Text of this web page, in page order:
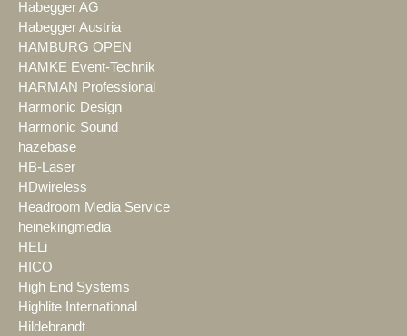
Habegger AG
Habegger Austria
HAMBURG OPEN
HAMKE Event-Technik
HARMAN Professional
Harmonic Design
Harmonic Sound
hazebase
HB-Laser
HDwireless
Headroom Media Service
heinekingmedia
HELi
HICO
High End Systems
Highlite International
Hildebrandt